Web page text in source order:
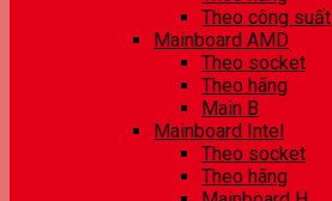
Theo công suất
Mainboard AMD
Theo socket
Theo hãng
Main B
Mainboard Intel
Theo socket
Theo hãng